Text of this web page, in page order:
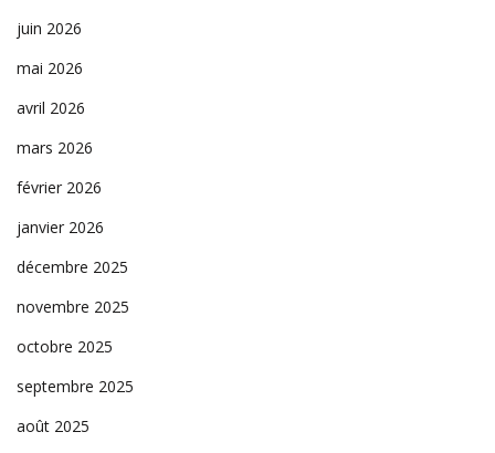
juin 2026
mai 2026
avril 2026
mars 2026
février 2026
janvier 2026
décembre 2025
novembre 2025
octobre 2025
septembre 2025
août 2025